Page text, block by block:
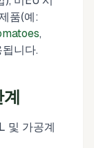
품(예:
,
니다.
및 가공계